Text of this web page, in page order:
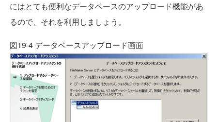
にはとても便利なデータベースのアップロード機能があ
るので、それを利用しましょう。
図19-4 データベースアップロード画面